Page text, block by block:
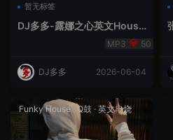
暂无标签
DJ多多-露娜之心英文House
50
DJ多多 2026-06-04
Funky House· Q鼓 · 英文串烧